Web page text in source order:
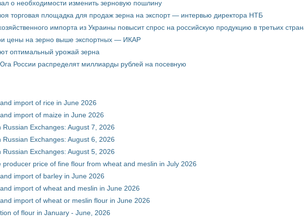
о необходимости изменить зерновую пошлину
торговая площадка для продаж зерна на экспорт — интервью директора НТБ
импорта из Украины повысит спрос на российскую продукцию в третьих
цены на зерно выше экспортных — ИКАР
оптимальный урожай зерна
России распределят миллиарды рублей на посевную
import of rice in June 2026
import of maize in June 2026
Russian Exchanges: August 7, 2026
Russian Exchanges: August 6, 2026
Russian Exchanges: August 5, 2026
producer price of fine flour from wheat and meslin in July 2026
import of barley in June 2026
import of wheat and meslin in June 2026
import of wheat or meslin flour in June 2026
of flour in January - June, 2026